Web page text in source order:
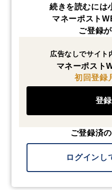
続きを読むには
マネーポスト
ご登録
広告なしでサイト
マネーポスト
初回登録
登
ご登録済
ログインし